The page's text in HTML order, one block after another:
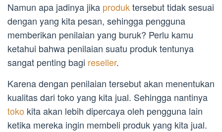
Namun apa jadinya jika produktersebut tidak sesuai
dengan yang kita pesan, sehingga pengguna
memberikan penilaian yang buruk? Perlu kamu
ketahui bahwa penilaian suatu produk tentunya
sangat penting bagi reseller.
Karena dengan penilaian tersebut akan menentukan
kualitas dari toko yang kita jual. Sehingga nantinya
toko kita akan lebih dipercaya oleh pengguna lain
ketika mereka ingin membeli produk yang kita jual.